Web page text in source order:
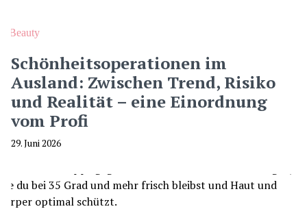
Beauty
Schönheitsoperationen im
Ausland: Zwischen Trend, Risiko
und Realität – eine Einordnung
vom Profi
29. Juni 2026